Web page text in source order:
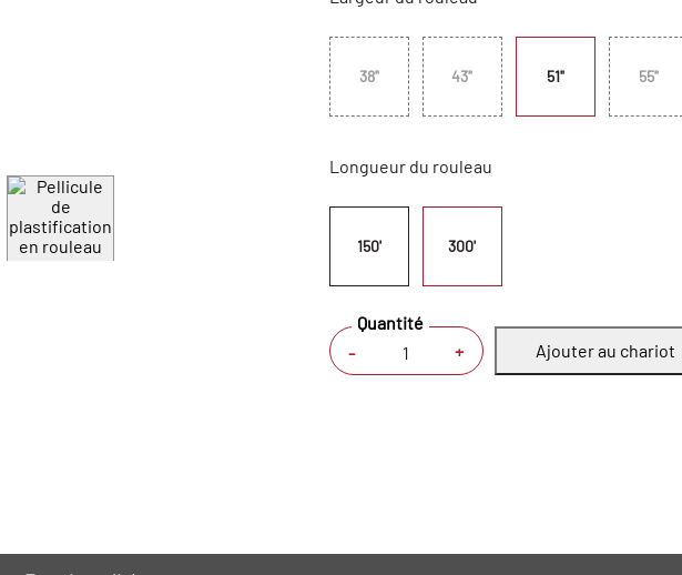
38" 43" 51" 55"
Longueur du rouleau
150' 300'
- +
Quantité
Ajouter au chariot